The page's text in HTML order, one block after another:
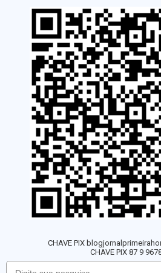
CHAVE PIX
CHAVE PIX 87 9